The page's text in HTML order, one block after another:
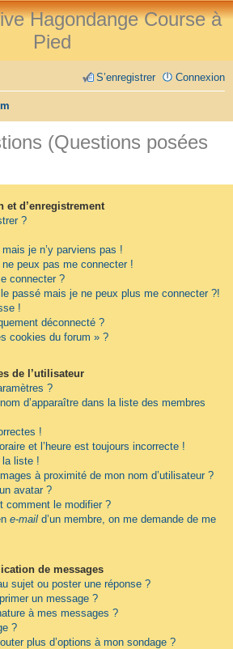
Hagondange Course à
Pied
Connexion
S’enregistrer
(Questions posées
et d’enregistrement
?
je n’y parviens pas !
peux pas me connecter !
connecter ?
passé mais je ne peux plus me connecter ?!
!
déconnecté ?
cookies du forum » ?
de l’utilisateur
?
d’apparaître dans la liste des membres
!
et l’heure est toujours incorrecte !
la liste !
à proximité de mon nom d’utilisateur ?
avatar ?
comment le modifier ?
e-mail d’un membre, on me demande de me
de messages
sujet ou poster une réponse ?
un message ?
à mes messages ?
?
plus d’options à mon sondage ?